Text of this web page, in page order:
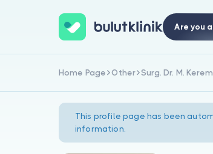
Are you
Home Page Other Surg. Dr. M.
This profile page has been
information.